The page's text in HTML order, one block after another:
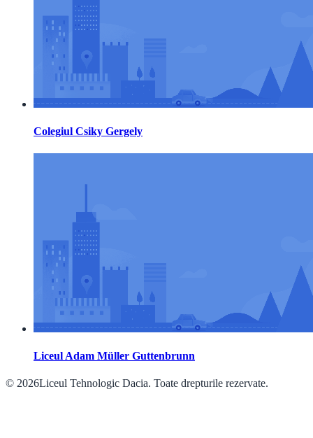
Colegiul Csiky Gergely
Liceul Adam Müller Guttenbrunn
© 2026Liceul Tehnologic Dacia. Toate drepturile rezervate.